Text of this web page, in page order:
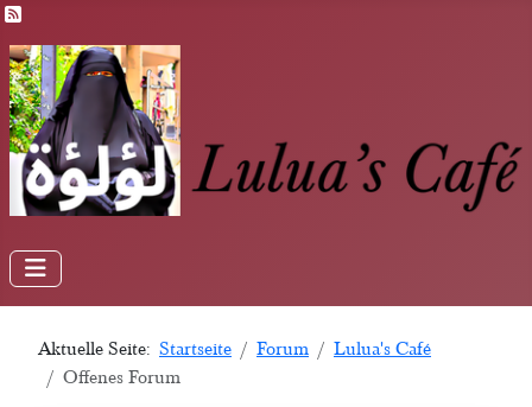
Aktuelle Seite: Startseite Forum
Lulua's Café
Offenes Forum